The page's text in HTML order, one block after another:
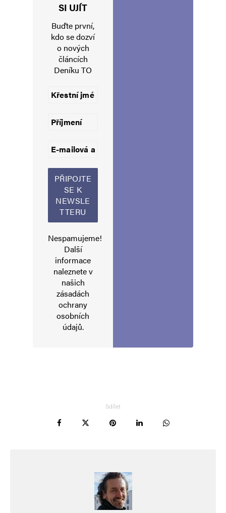
Uložit do prohlížeče jméno, e-mail a webovou stránku pro budoucí
Informujte mě o nových komentářích e-mailem.
Alternative:
SI UJÍT
Buďte první,
kdo se dozví
o nových
článcích
Deníku TO
Nespamujeme!
Další
informace
naleznete v
našich
zásadách
ochrany
osobních
údajů.
Sdílet